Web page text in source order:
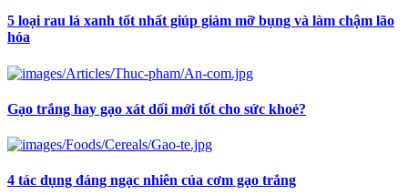
5 loại rau lá xanh tốt nhất giúp giảm mỡ bụng và làm chậm lão
hóa
Gạo trắng hay gạo xát dối mới tốt cho sức khoẻ?
4 tác dụng đáng ngạc nhiên của cơm gạo trắng